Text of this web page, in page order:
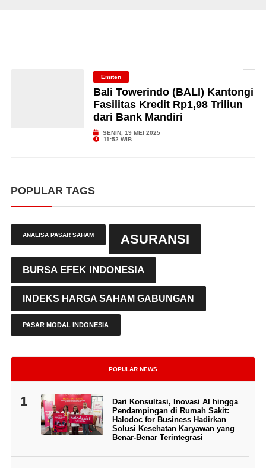
Emiten
Bali Towerindo (BALI) Kantongi
Fasilitas Kredit Rp1,98 Triliun
dari Bank Mandiri
SENIN, 19 MEI 2025
11:52 WIB
POPULAR TAGS
ANALISA PASAR SAHAM ASURANSI
BURSA EFEK INDONESIA
INDEKS HARGA SAHAM GABUNGAN
PASAR MODAL INDONESIA
POPULAR NEWS
1
Dari Konsultasi, Inovasi AI hingga
Pendampingan di Rumah Sakit:
Halodoc for Business Hadirkan
Solusi Kesehatan Karyawan yang
Benar-Benar Terintegrasi